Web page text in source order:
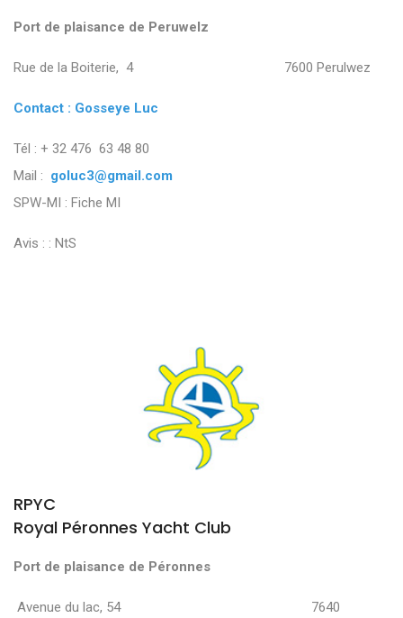
Port de plaisance de Peruwelz
Rue de la Boiterie, 4 7600 Perulwez
Contact : Gosseye Luc
Tél : + 32 476 63 48 80
Mail : goluc3@gmail.com
SPW-MI : Fiche MI
Avis : : NtS
RPYC
Royal Péronnes Yacht Club
Port de plaisance de Péronnes
Avenue du lac, 54 7640